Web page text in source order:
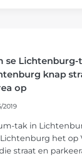
se Lichtenburg-
knap
op
2019
tak in
Lichtenburg het op
straat en